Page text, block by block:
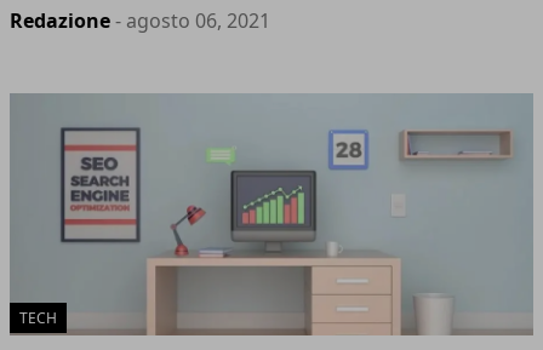
Redazione- agosto 06, 2021
TECH